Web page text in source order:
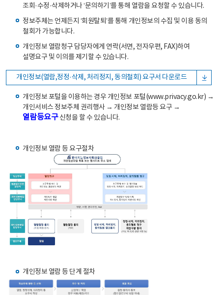
조회·수정·삭제하거나 ‘문의하기’를 통해 열람을 요청할 수 있습니다.
정보주체는 언제든지 ‘회원탈퇴’를 통해 개인정보의 수집 및 이용 동의
철회가 가능합니다.
개인정보 열람청구 담당자에게 연락(서면, 전자우편, FAX)하여
설명요구 및 이의를 제기할 수 있습니다.
개인정보(열람,정정·삭제, 처리정지, 동의철회) 요구서 다운로드
개인정보 포털을 이용하는 경우 개인정보 포털(www.privacy.go.kr) →
개인서비스 정보주체 권리행사 → 개인정보 열람등 요구 →
열람등요구신청을 할 수 있습니다.
개인정보 열람 등 요구절차
개인정보 열람 등 단계 절차